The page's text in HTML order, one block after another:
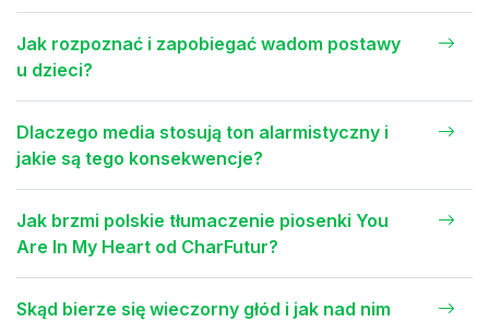
Jak rozpoznać i zapobiegać wadom postawy
u dzieci?
Dlaczego media stosują ton alarmistyczny i
jakie są tego konsekwencje?
Jak brzmi polskie tłumaczenie piosenki You
Are In My Heart od CharFutur?
Skąd bierze się wieczorny głód i jak nad nim